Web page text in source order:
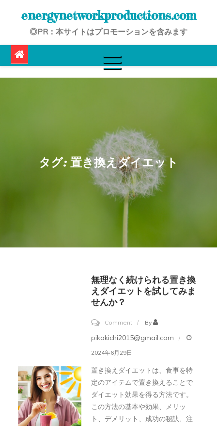
energynetworkproductions.com
◎PR：本サイトはプロモーションを含みます
タグ: 置き換えダイエット
無理なく続けられる置き換
えダイエットを試してみま
せんか？
Commenton
無
け
ら
By
pikakichi2015@gmail.com
2024年6月29日
置き換えダイエットは、食事を特
定のアイテムで置き換えることで
ダイエット効果を得る方法です。
この方法の基本や効果、メリッ
ト、デメリット、成功の秘訣、注